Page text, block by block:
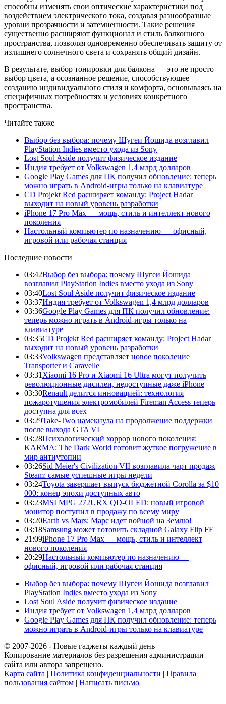
способны изменять свои оптические характеристики под
воздействием электрического тока, создавая разнообразные
уровни прозрачности и затемненности. Такие решения
существенно расширяют функционал и стиль балконного
пространства, позволяя одновременно обеспечивать защиту от
излишнего солнечного света и сохранять общий дизайн.
В результате, выбор тонировки для балкона — это не просто
выбор цвета, а осознанное решение, способствующее
созданию индивидуального стиля и комфорта, основываясь на
специфичных потребностях и условиях конкретного
пространства.
Читайте также
Выбор без выбора: почему Шугеи Йошида возглавил
PlayStation Indies вместо ухода из Sony
Lost Soul Aside получит физическое издание
Индия требует от Volkswagen 1,4 млрд долларов
Google Play Games для ПК получил обновление: теперь
можно играть в Android-игры только на клавиатуре
CD Projekt Red расширяет команду: Project Hadar
выходит на новый уровень разработки
iPhone 17 Pro Max — мощь, стиль и интеллект нового
поколения
Настольный компьютер по назначению — офисный,
игровой или рабочая станция
Последние новости
03:42Выбор без выбора: почему Шугеи Йошида
возглавил PlayStation Indies вместо ухода из Sony
03:40Lost Soul Aside получит физическое издание
03:37Индия требует от Volkswagen 1,4 млрд долларов
03:36Google Play Games для ПК получил обновление:
теперь можно играть в Android-игры только на
клавиатуре
03:35CD Projekt Red расширяет команду: Project Hadar
выходит на новый уровень разработки
03:33Volkswagen представляет новое поколение
Transporter и Caravelle
03:31 Xiaomi 16 Pro и Xiaomi 16 Ultra могут получить
революционные дисплеи, недоступные даже iPhone
03:30Renault делится инновацией: технология
пожаротушения электромобилей Fireman Access теперь
доступна для всех
03:29Take-Two намекнула на продолжение поддержки
после выхода GTA VI
03:28Психологический хоррор нового поколения:
KARMA: The Dark World готовит жуткое погружение в
мир антиутопии
03:26Sid Meier's Civilization VII возглавила чарт продаж
Steam: самые успешные игры недели
03:24Toyota завершает выпуск бюджетной Corolla за $10
000: конец эпохи доступных авто
03:23MSI MPG 272URX QD-OLED: новый игровой
монитор поступил в продажу по всему миру
03:20Earth vs Mars: Марс идет войной на Землю!
03:18Samsung может готовить складной Galaxy Flip FE
21:09iPhone 17 Pro Max — мощь, стиль и интеллект
нового поколения
20:29Настольный компьютер по назначению —
офисный, игровой или рабочая станция
Выбор без выбора: почему Шугеи Йошида возглавил
PlayStation Indies вместо ухода из Sony
Lost Soul Aside получит физическое издание
Индия требует от Volkswagen 1,4 млрд долларов
Google Play Games для ПК получил обновление: теперь
можно играть в Android-игры только на клавиатуре
© 2007-2026 - Новые гаджеты каждый день
Копирование материалов без разрешения администрации
сайта или автора запрещено.
Карта сайта | Политика конфиденциальности | Правила
пользования сайтом | Написать письмо